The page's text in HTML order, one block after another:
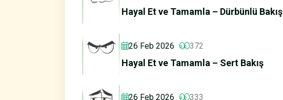
Hayal Et ve Tamamla – Dürbünlü Bakış
26 Feb 2026 372
Hayal Et ve Tamamla – Sert Bakış
26 Feb 2026 333